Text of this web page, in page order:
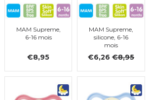
MAM Supreme,
6-16 mois
€8,95
MAM Supreme,
silicone, 6-16
mois
€6,26 €8,95